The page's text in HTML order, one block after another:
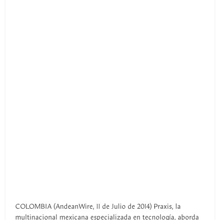
COLOMBIA (AndeanWire, 11 de Julio de 2014) Praxis, la
multinacional mexicana especializada en tecnología, aborda